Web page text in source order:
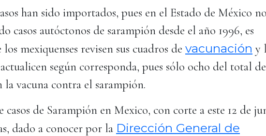
han sido importados, pues en el Estado de México
casos autóctonos de sarampión desde el año 1996, es
los mexiquenses revisen sus cuadros de vacunación y
según corresponda, pues sólo ocho del total de
la vacuna contra el sarampión.
de Sarampión en Mexico, con corte a este 12 de
dado a conocer por la Dirección General de